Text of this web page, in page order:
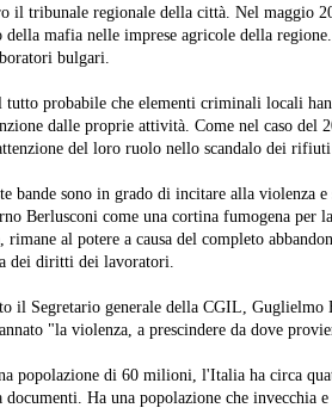
il tribunale regionale della città. Nel maggio
della mafia nelle imprese agricole della
bulgari.
tutto probabile che elementi criminali locali
dalle proprie attività. Come nel caso del
del loro ruolo nello scandalo dei
bande sono in grado di incitare alla violenza
Berlusconi come una cortina fumogena per
rimane al potere a causa del completo
dei diritti dei lavoratori.
il Segretario generale della CGIL,
"la violenza, a prescindere da dove
popolazione di 60 milioni, l'Italia ha circa
documenti. Ha una popolazione che invecchia